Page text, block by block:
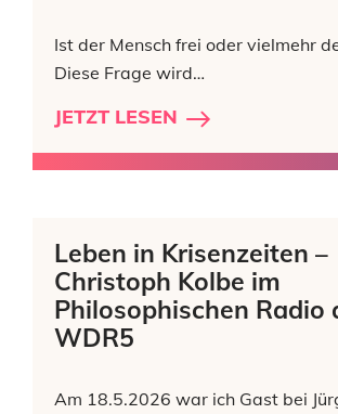
Ist der Mensch frei oder vielmehr
Diese Frage wird…
JETZT LESEN
Leben in Krisenzeiten –
Christoph Kolbe im
Philosophischen Radio
WDR5
Am 18.5.2026 war ich Gast bei